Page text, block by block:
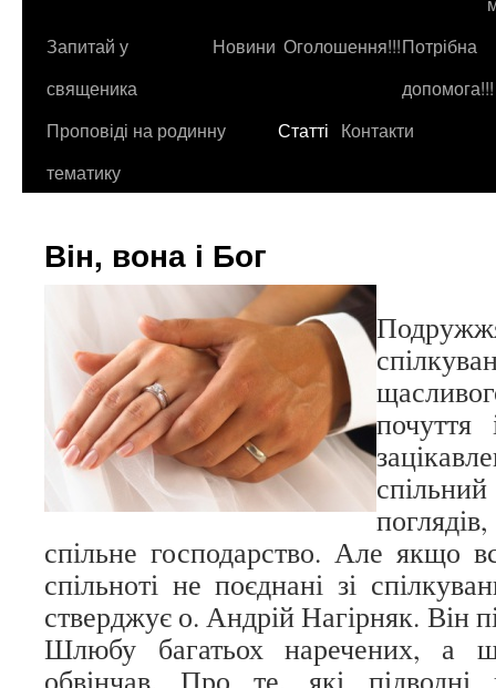
контенту
Запитай у
священика
Новини Оголошення!!!Потрібна
допомога!!!
Проповіді на родинну
тематику
Статті Контакти
Він, вона і Бог
почуття
спільне господарство. Але якщо
спільноті не поєднані зі
стверджує о. Андрій Нагірняк. Він
Шлюбу багатьох наречених, а
обвінчав. Про те, які